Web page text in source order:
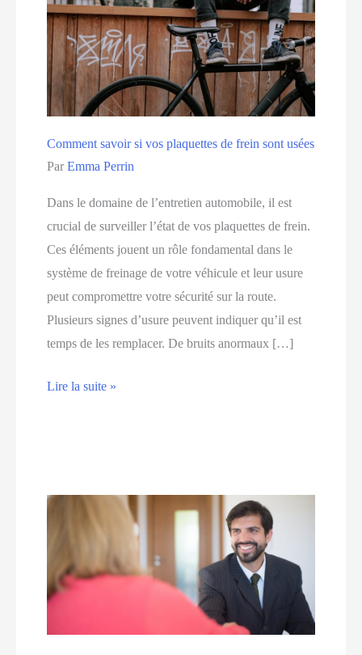
Comment savoir si vos plaquettes de frein sont usées
ParEmma Perrin
Dans le domaine de l’entretien automobile, il est
crucial de surveiller l’état de vos plaquettes de frein.
Ces éléments jouent un rôle fondamental dans le
système de freinage de votre véhicule et leur usure
peut compromettre votre sécurité sur la route.
Plusieurs signes d’usure peuvent indiquer qu’il est
temps de les remplacer. De bruits anormaux […]
Comment
de
usées
Lire la suite »